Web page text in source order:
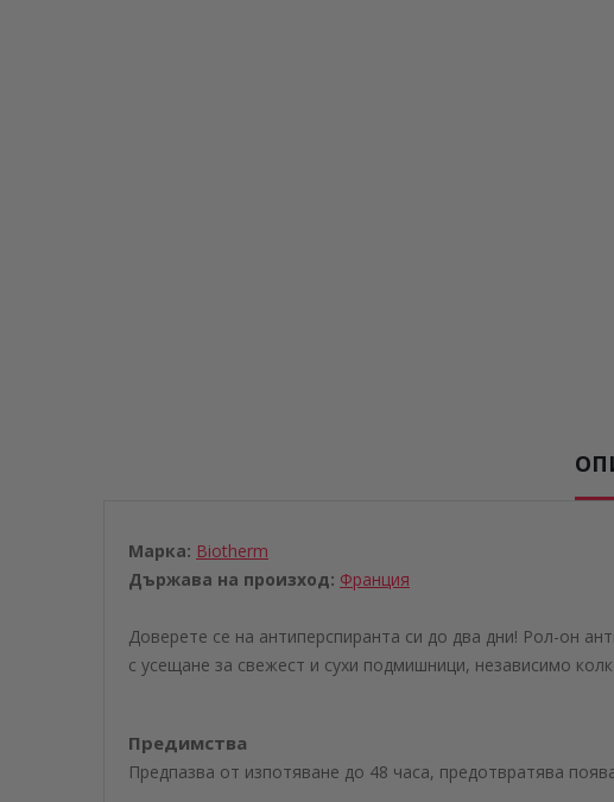
Марка: Biotherm
Държава на произход: Франция
Доверете се на антиперспиранта си до два дни! Рол-он
с усещане за свежест и сухи подмишници, независимо
Предимства
Предпазва от изпотяване до 48 часа, предотвратява